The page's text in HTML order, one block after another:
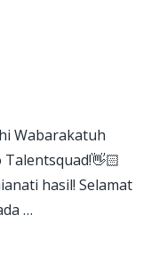
Wabarakatuh
Talentsquad!👋🏻
hasil! Selamat
…